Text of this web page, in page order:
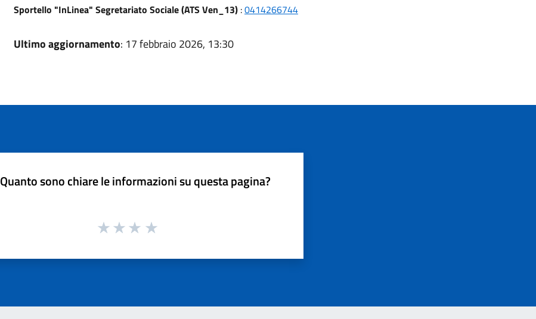
Sportello "InLinea" Segretariato Sociale (ATS Ven_13):0414266744
Ultimo aggiornamento: 17 febbraio 2026, 13:30
Quanto sono chiare le informazioni su questa pagina?